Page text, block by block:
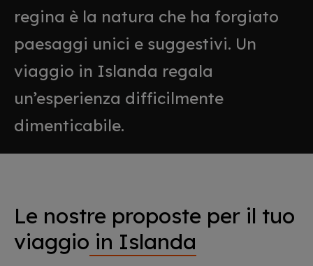
regina è la natura che ha forgiato
paesaggi unici e suggestivi. Un
viaggio in Islanda regala
un’esperienza difficilmente
dimenticabile.
Le nostre proposte per il tuo
viaggio in Islanda